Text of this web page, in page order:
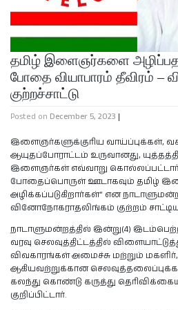
தமிழ் இளைஞர்களை
போதை வியாபாரம் தீவிரம் –
குற்றச்சாட்டு
Posted on December 5, 2023 |
இளைஞர்களுக்குரிய வாய்ப்புக்கள்,
ஆயுதப்போராட்டம் உருவானது,
இளைஞர்கள் எவ்வாறு
போதைப்பொருள் ஊடாகவும் தமிழ்
அழிக்கப்படுகிறார்கள்” என
வினோநோகராதலிங்கம் குற்றம்
நாடாளுமன்றத்தில் இன்று(4)
வரவு செலவுத்திட்டத்தில்
விவகாரங்கள் அமைச்சு மற்றும்
ஆகியவற்றுக்கான
கலந்து கொண்டு கருத்து
குறிப்பிட்டார்.